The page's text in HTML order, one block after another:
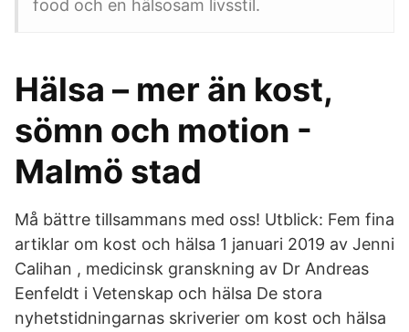
food och en hälsosam livsstil.
Hälsa – mer än kost,
sömn och motion -
Malmö stad
Må bättre tillsammans med oss! Utblick: Fem fina
artiklar om kost och hälsa 1 januari 2019 av Jenni
Calihan , medicinsk granskning av Dr Andreas
Eenfeldt i Vetenskap och hälsa De stora
nyhetstidningarnas skriverier om kost och hälsa